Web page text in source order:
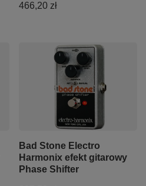
466,20 zł
Bad Stone Electro
Harmonix efekt gitarowy
Phase Shifter